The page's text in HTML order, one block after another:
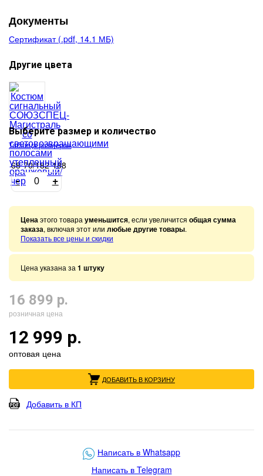
Документы
Сертификат (.pdf, 14.1 МБ)
Другие цвета
Выберите размер и количество
Таблица размеров
68-70/182-188
- +
Ценаэтого товара уменьшится, если увеличится общая сумма
заказа, включая этот или любые другие товары.
Показать все цены и скидки
Цена указана за 1 штуку
16 899 р.
розничная цена
12 999 р.
оптовая цена
ДОБАВИТЬ В КОРЗИНУ
Добавить в КП
Написать в Whatsapp
Написать в Telegram